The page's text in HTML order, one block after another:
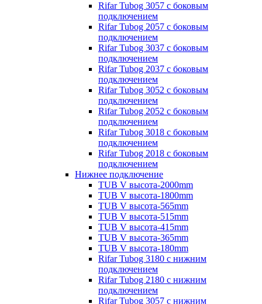
Rifar Tubog 3057 с боковым
подключением
Rifar Tubog 2057 с боковым
подключением
Rifar Tubog 3037 с боковым
подключением
Rifar Tubog 2037 с боковым
подключением
Rifar Tubog 3052 с боковым
подключением
Rifar Tubog 2052 с боковым
подключением
Rifar Tubog 3018 с боковым
подключением
Rifar Tubog 2018 с боковым
подключением
Нижнее подключение
TUB V высота-2000mm
TUB V высота-1800mm
TUB V высота-565mm
TUB V высота-515mm
TUB V высота-415mm
TUB V высота-365mm
TUB V высота-180mm
Rifar Tubog 3180 с нижним
подключением
Rifar Tubog 2180 с нижним
подключением
Rifar Tubog 3057 с нижним